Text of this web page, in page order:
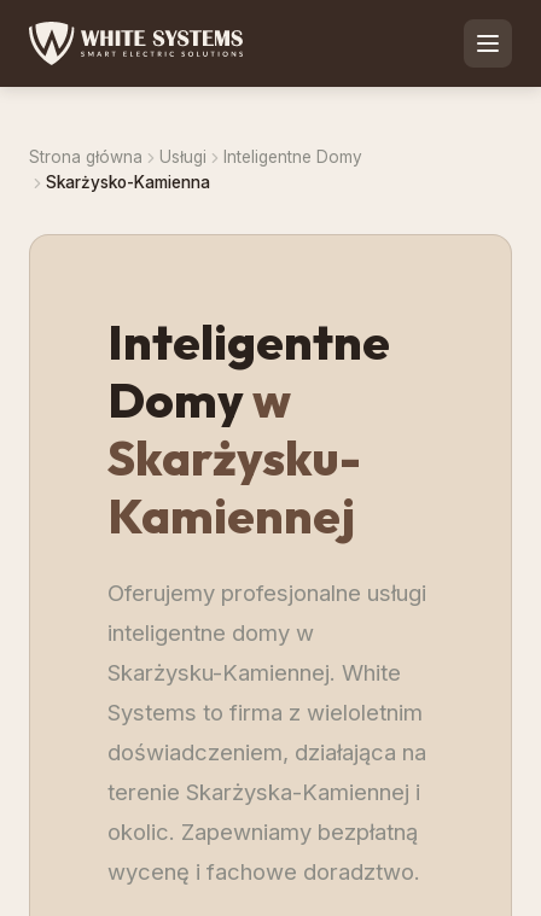
Strona główna Usługi
Inteligentne Domy
Skarżysko-Kamienna
Inteligentne
Domyw
Skarżysku-
Kamiennej
Oferujemy profesjonalne usługi
inteligentne domy w
Skarżysku-Kamiennej. White
Systems to firma z wieloletnim
doświadczeniem, działająca na
terenie Skarżyska-Kamiennej i
okolic. Zapewniamy bezpłatną
wycenę i fachowe doradztwo.